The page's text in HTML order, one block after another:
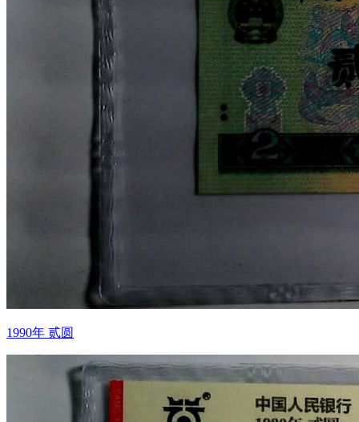
1990年 贰圆